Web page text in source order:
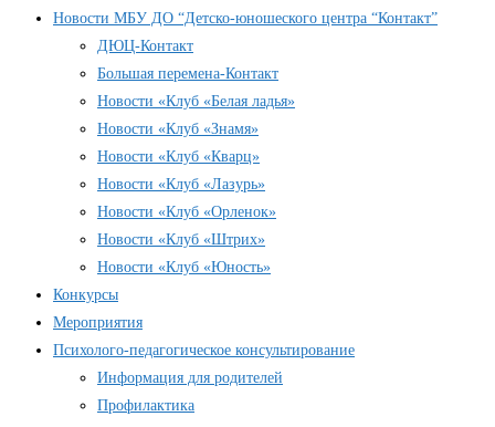
Новости МБУ ДО “Детско-юношеского центра “Контакт”
ДЮЦ-Контакт
Большая перемена-Контакт
Новости «Клуб «Белая ладья»
Новости «Клуб «Знамя»
Новости «Клуб «Кварц»
Новости «Клуб «Лазурь»
Новости «Клуб «Орленок»
Новости «Клуб «Штрих»
Новости «Клуб «Юность»
Конкурсы
Мероприятия
Психолого-педагогическое консультирование
Информация для родителей
Профилактика